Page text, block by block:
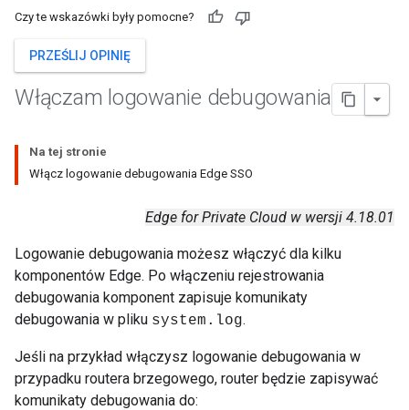
Czy te wskazówki były pomocne?
PRZEŚLIJ OPINIĘ
Włączam logowanie debugowania
Na tej stronie
Włącz logowanie debugowania Edge SSO
Edge for Private Cloud w wersji 4.18.01
Logowanie debugowania możesz włączyć dla kilku
komponentów Edge. Po włączeniu rejestrowania
debugowania komponent zapisuje komunikaty
debugowania w pliku system.log.
Jeśli na przykład włączysz logowanie debugowania w
przypadku routera brzegowego, router będzie zapisywać
komunikaty debugowania do: